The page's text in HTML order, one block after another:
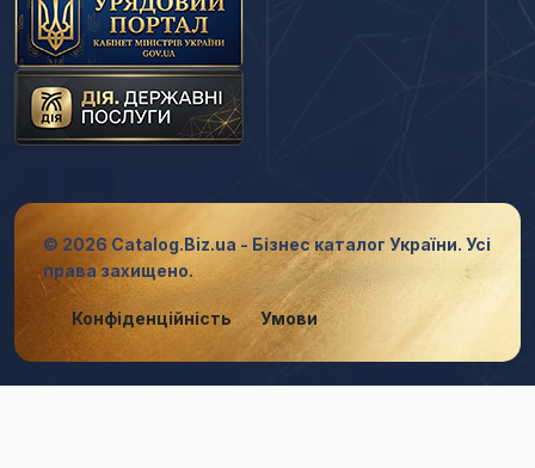
© 2026 Catalog.Biz.ua - Бізнес каталог України. Усі
права захищено.
Конфіденційність Умови